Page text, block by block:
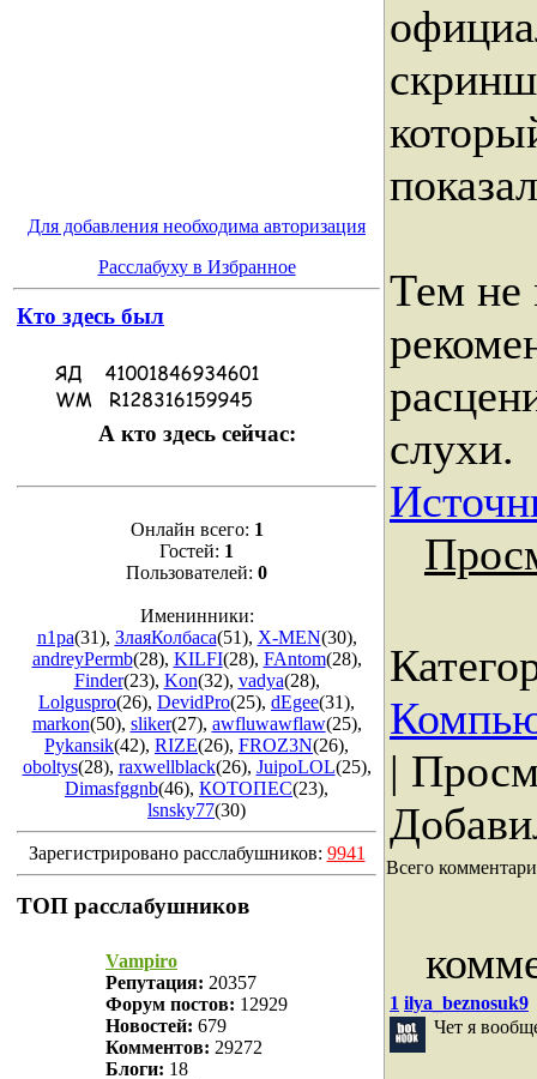
Для добавления необходима авторизация
Расслабуху в Избранное
Кто здесь был
А кто здесь сейчас:
Онлайн всего: 1
Гостей: 1
Пользователей: 0
Именинники:
n1pa(31), ЗлаяКолбаса(51), X-MEN(30),
andreyPermb(28), KILFI(28), FAntom(28),
Finder(23), Kon(32), vadya(28),
Lolguspro(26), DevidPro(25), dEgee(31),
markon(50), sliker(27), awfluwawflaw(25),
Pykansik(42), RIZE(26), FROZ3N(26),
oboltys(28), raxwellblack(26), JuipoLOL(25),
Dimasfggnb(46), КОТОПЕС(23),
lsnsky77(30)
Зарегистрировано расслабушников: 9941
ТОП расслабушников
Vampiro
Репутация: 20357
Форум постов: 12929
Новостей: 679
Комментов: 29272
Блоги: 18
Тем не
слухи.
|
Всего
1 ilya_beznosuk9
Чет я